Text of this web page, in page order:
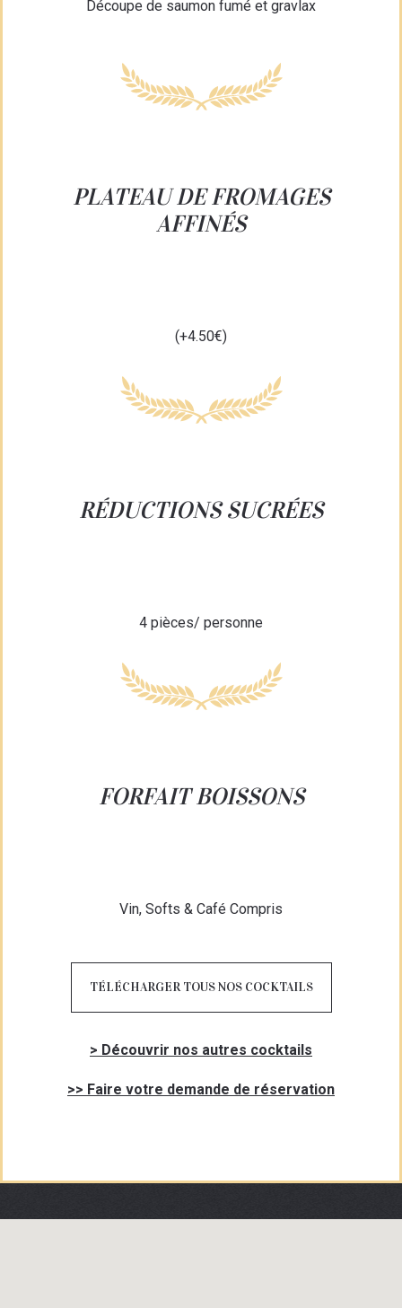
Découpe de saumon fumé et gravlax
PLATEAU DE FROMAGES
AFFINÉS
(+4.50€)
RÉDUCTIONS SUCRÉES
4 pièces/ personne
FORFAIT BOISSONS
Vin, Softs & Café Compris
TÉLÉCHARGER TOUS NOS COCKTAILS
> Découvrir nos autres cocktails
>> Faire votre demande de réservation